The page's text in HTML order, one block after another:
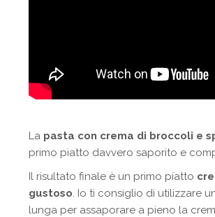
La pasta con crema di broccoli e
primo piatto davvero saporito e
Il risultato finale è un primo piatto
gustoso. Io ti consiglio di utilizzare
lunga per assaporare a pieno la